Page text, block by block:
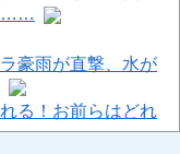
……
豪雨が直撃、水が
る！お前らはどれ